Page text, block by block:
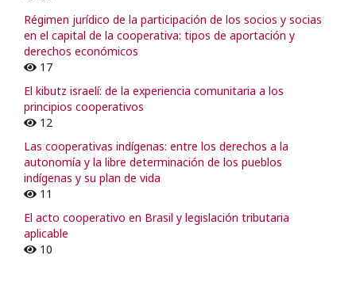
Régimen jurídico de la participación de los socios y socias
en el capital de la cooperativa: tipos de aportación y
derechos económicos
17
El kibutz israelí: de la experiencia comunitaria a los
principios cooperativos
12
Las cooperativas indígenas: entre los derechos a la
autonomía y la libre determinación de los pueblos
indígenas y su plan de vida
11
El acto cooperativo en Brasil y legislación tributaria
aplicable
10